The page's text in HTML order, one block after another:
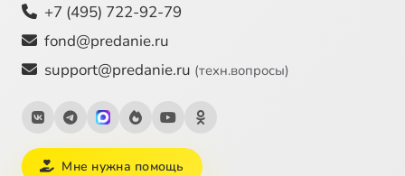
26 Сундук-самолет
Суп из колбасной палочки
28 Свинопас
Цветы малышки Иды
+7 (495) 722-92-79
fond@predanie.ru
support@predanie.ru (техн.вопросы)
Мне нужна помощь